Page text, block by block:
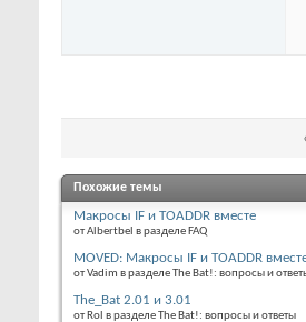
Похожие темы
Макросы IF и TOADDR вместе
от Albertbel в разделе FAQ
MOVED: Макросы IF и TOADDR
от Vadim в разделе The Bat!: вопросы и
The_Bat 2.01 и 3.01
от Rol в разделе The Bat!: вопросы и ответы